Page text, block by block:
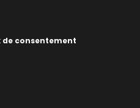
de consentement